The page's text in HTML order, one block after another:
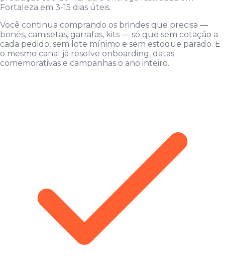
Fortaleza em 3-15 dias úteis.
Você continua comprando os brindes que precisa —
bonés, camisetas, garrafas, kits — só que sem cotação a
cada pedido, sem lote mínimo e sem estoque parado. E
o mesmo canal já resolve onboarding, datas
comemorativas e campanhas o ano inteiro.